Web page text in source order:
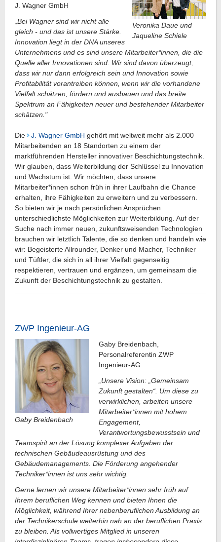
Veronika Daue und
Jaqueline Schiele
J. Wagner GmbH
„Bei Wagner sind wir nicht alle
gleich - und das ist unsere Stärke.
Innovation liegt in der DNA unseres
Unternehmens und es sind unsere Mitarbeiter*innen, die die
Quelle aller Innovationen sind. Wir sind davon überzeugt,
dass wir nur dann erfolgreich sein und Innovation sowie
Profitabilität vorantreiben können, wenn wir die vorhandene
Vielfalt schätzen, fördern und ausbauen und das breite
Spektrum an Fähigkeiten neuer und bestehender Mitarbeiter
schätzen."
Die J. Wagner GmbH gehört mit weltweit mehr als 2.000
Mitarbeitenden an 18 Standorten zu einem der
marktführenden Hersteller innovativer Beschichtungstechnik.
Wir glauben, dass Weiterbildung der Schlüssel zu Innovation
und Wachstum ist. Wir möchten, dass unsere
Mitarbeiter*innen schon früh in ihrer Laufbahn die Chance
erhalten, ihre Fähigkeiten zu erweitern und zu verbessern.
So bieten wir je nach persönlichen Ansprüchen
unterschiedlichste Möglichkeiten zur Weiterbildung. Auf der
Suche nach immer neuen, zukunftsweisenden Technologien
brauchen wir letztlich Talente, die so denken und handeln wie
wir: Begeisterte Allrounder, Denker und Macher, Techniker
und Tüftler, die sich in all ihrer Vielfalt gegenseitig
respektieren, vertrauen und ergänzen, um gemeinsam die
Zukunft der Beschichtungstechnik zu gestalten.
ZWP Ingenieur-AG
Gaby Breidenbach
Gaby Breidenbach,
Personalreferentin ZWP
Ingenieur-AG
„Unsere Vision: „Gemeinsam
Zukunft gestalten“. Um diese zu
verwirklichen, arbeiten unsere
Mitarbeiter*innen mit hohem
Engagement,
Verantwortungsbewusstsein und
Teamspirit an der Lösung komplexer Aufgaben der
technischen Gebäudeausrüstung und des
Gebäudemanagements. Die Förderung angehender
Techniker*innen ist uns sehr wichtig.
Gerne lernen wir unsere Mitarbeiter*innen sehr früh auf
Ihrem beruflichen Weg kennen und bieten Ihnen die
Möglichkeit, während Ihrer nebenberuflichen Ausbildung an
der Technikerschule weiterhin nah an der beruflichen Praxis
zu bleiben. Als vollwertiges Mitglied in unseren